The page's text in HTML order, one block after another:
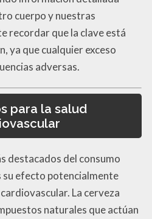
cuerpo y nuestras
recordar que la clave está
ya que cualquier exceso
adversas.
para la salud
destacados del consumo
su efecto potencialmente
La cerveza
naturales que actúan